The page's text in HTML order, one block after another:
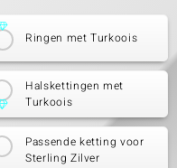
Ringen met Turkoois
Halskettingen met
Turkoois
Passende ketting voor
Sterling Zilver